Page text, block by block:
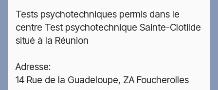
Tests psychotechniques permis dans le
centre Test psychotechnique Sainte-Clotilde
situé à la Réunion
Adresse:
14 Rue de la Guadeloupe, ZA Foucherolles